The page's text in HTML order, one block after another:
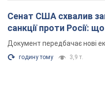
Сенат США схвалив
санкції проти Росії:
Документ передбачає нові
годину тому 3,9 т.